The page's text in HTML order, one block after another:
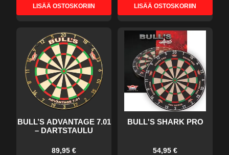
LISÄÄ OSTOSKORIIN LISÄÄ OSTOSKORIIN
BULL’S ADVANTAGE 7.01
– DARTSTAULU
89,95 €
BULL'S SHARK PRO
54,95 €